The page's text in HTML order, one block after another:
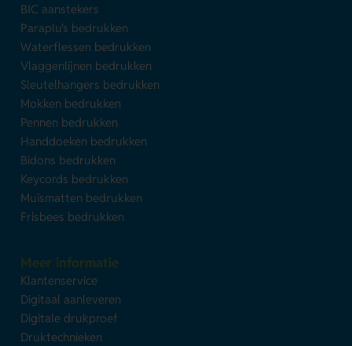
BIC aanstekers
Paraplu's bedrukken
Waterflessen bedrukken
Vlaggenlijnen bedrukken
Sleutelhangers bedrukken
Mokken bedrukken
Pennen bedrukken
Handdoeken bedrukken
Bidons bedrukken
Keycords bedrukken
Muismatten bedrukken
Frisbees bedrukken
Meer informatie
Klantenservice
Digitaal aanleveren
Digitale drukproef
Druktechnieken